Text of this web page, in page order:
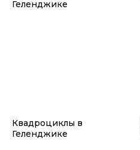
Геленджике
Квадроциклы в
Геленджике